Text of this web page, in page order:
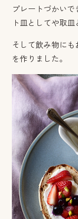
プレートづかい
ト皿としてや取
そして飲み物に
を作りました。